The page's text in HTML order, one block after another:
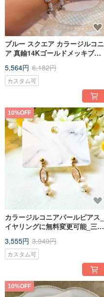
ブルー スクエア カラージルコニ
ア 真鍮14Kゴールドメッキブレ
5,564円 6,182円
カスタム可
10%OFF
カラージルコニアパールピアス_
イヤリングに無料変更可能_三色
リーン_ピンク
3,555円 3,949円
カスタム可
10%OFF